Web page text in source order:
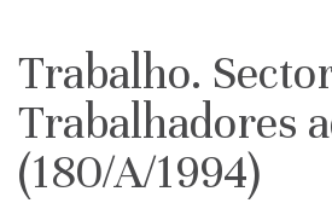
Trabalho.
Trabalhadores
(180/A/1994)